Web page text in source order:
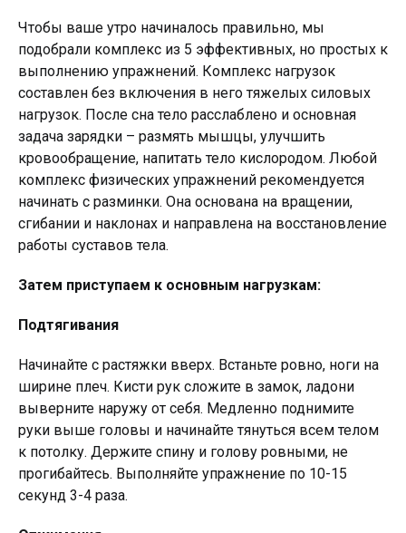
Чтобы ваше утро начиналось правильно, мы
подобрали комплекс из 5 эффективных, но простых к
выполнению упражнений. Комплекс нагрузок
составлен без включения в него тяжелых силовых
нагрузок. После сна тело расслаблено и основная
задача зарядки – размять мышцы, улучшить
кровообращение, напитать тело кислородом. Любой
комплекс физических упражнений рекомендуется
начинать с разминки. Она основана на вращении,
сгибании и наклонах и направлена на восстановление
работы суставов тела.
Затем приступаем к основным нагрузкам:
Подтягивания
Начинайте с растяжки вверх. Встаньте ровно, ноги на
ширине плеч. Кисти рук сложите в замок, ладони
выверните наружу от себя. Медленно поднимите
руки выше головы и начинайте тянуться всем телом
к потолку. Держите спину и голову ровными, не
прогибайтесь. Выполняйте упражнение по 10-15
секунд 3-4 раза.